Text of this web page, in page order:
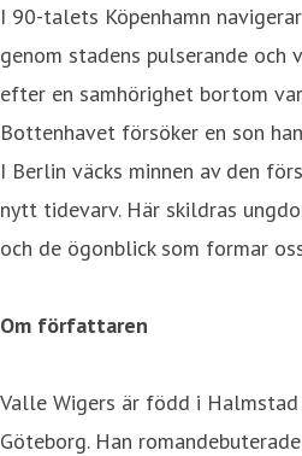
I 90-talets Köpenhamn
genom stadens pulserande och
efter en samhörighet bortom
Bottenhavet försöker en son
I Berlin väcks minnen av den
nytt tidevarv. Här skildras
och de ögonblick som formar
Om författaren
Valle Wigers är född i
Göteborg. Han